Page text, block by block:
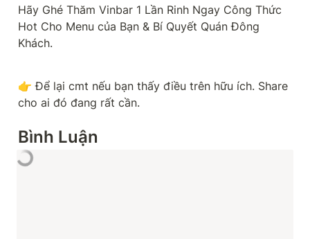
Hãy Ghé Thăm Vinbar 1 Lần Rinh Ngay Công Thức
Hot Cho Menu của Bạn & Bí Quyết Quán Đông
Khách.
👉 Để lại cmt nếu bạn thấy điều trên hữu ích. Share
cho ai đó đang rất cần.
Bình Luận